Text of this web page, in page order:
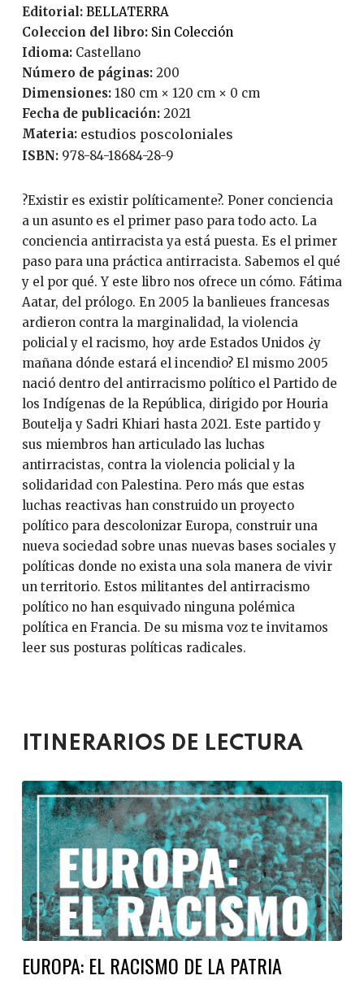
Editorial:
BELLATERRA
Coleccion del libro:
Sin Colección
Idioma:
Castellano
Número de páginas:
200
Dimensiones: 180 cm × 120 cm × 0 cm
Fecha de publicación:
2021
Materia: estudios poscoloniales
ISBN: 978-84-18684-28-9
?Existir es existir políticamente?. Poner conciencia
a un asunto es el primer paso para todo acto. La
conciencia antirracista ya está puesta. Es el primer
paso para una práctica antirracista. Sabemos el qué
y el por qué. Y este libro nos ofrece un cómo. Fátima
Aatar, del prólogo. En 2005 la banlieues francesas
ardieron contra la marginalidad, la violencia
policial y el racismo, hoy arde Estados Unidos ¿y
mañana dónde estará el incendio? El mismo 2005
nació dentro del antirracismo político el Partido de
los Indígenas de la República, dirigido por Houria
Boutelja y Sadri Khiari hasta 2021. Este partido y
sus miembros han articulado las luchas
antirracistas, contra la violencia policial y la
solidaridad con Palestina. Pero más que estas
luchas reactivas han construido un proyecto
político para descolonizar Europa, construir una
nueva sociedad sobre unas nuevas bases sociales y
políticas donde no exista una sola manera de vivir
un territorio. Estos militantes del antirracismo
político no han esquivado ninguna polémica
política en Francia. De su misma voz te invitamos
leer sus posturas políticas radicales.
ITINERARIOS DE LECTURA
EUROPA: EL RACISMO DE LA PATRIA